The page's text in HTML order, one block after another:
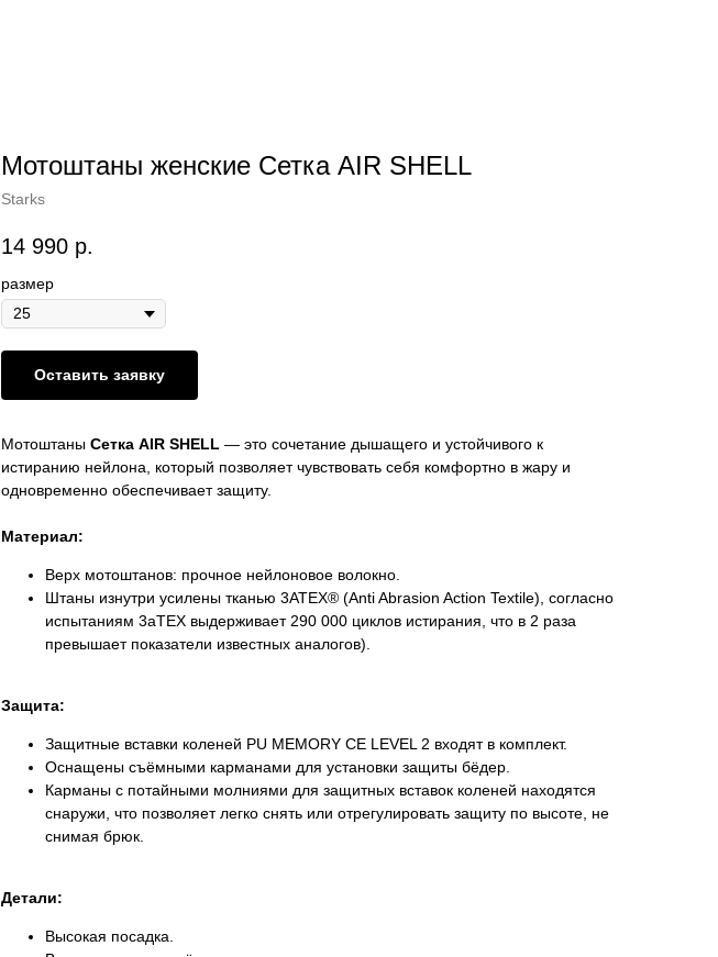
Мотоштаны женские Сетка AIR SHELL
Starks
14 990 р.
размер
Оставить заявку
Мотоштаны Сетка AIR SHELL — это сочетание дышащего и устойчивого к
истиранию нейлона, который позволяет чувствовать себя комфортно в жару и
одновременно обеспечивает защиту.
Материал:
Верх мотоштанов: прочное нейлоновое волокно.
Штаны изнутри усилены тканью 3ATEX® (Anti Abrasion Action Textile), согласно
испытаниям 3аТЕХ выдерживает 290 000 циклов истирания, что в 2 раза
превышает показатели известных аналогов).
Защита:
Защитные вставки коленей PU MEMORY CE LEVEL 2 входят в комплект.
Оснащены съёмными карманами для установки защиты бёдер.
Карманы с потайными молниями для защитных вставок коленей находятся
снаружи, что позволяет легко снять или отрегулировать защиту по высоте, не
снимая брюк.
Детали:
Высокая посадка.